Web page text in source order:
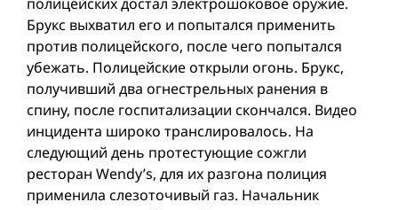
Брукс выхватил его и попытался применить
против полицейского, после чего попытался
убежать. Полицейские открыли огонь. Брукс,
получивший два огнестрельных ранения в
спину, после госпитализации скончался. Видео
инцидента широко транслировалось. На
следующий день протестующие сожгли
ресторан Wendy’s, для их разгона полиция
применила слезоточивый газ. Начальник